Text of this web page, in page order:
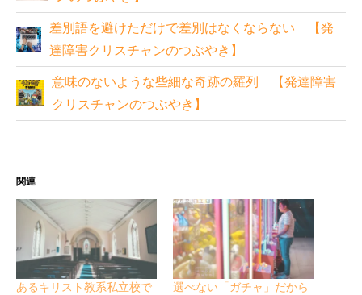
差別語を避けただけで差別はなくならない 【発
達障害クリスチャンのつぶやき】
意味のないような些細な奇跡の羅列 【発達障害
クリスチャンのつぶやき】
関連
あるキリスト教系私立校で
選べない「ガチャ」だから